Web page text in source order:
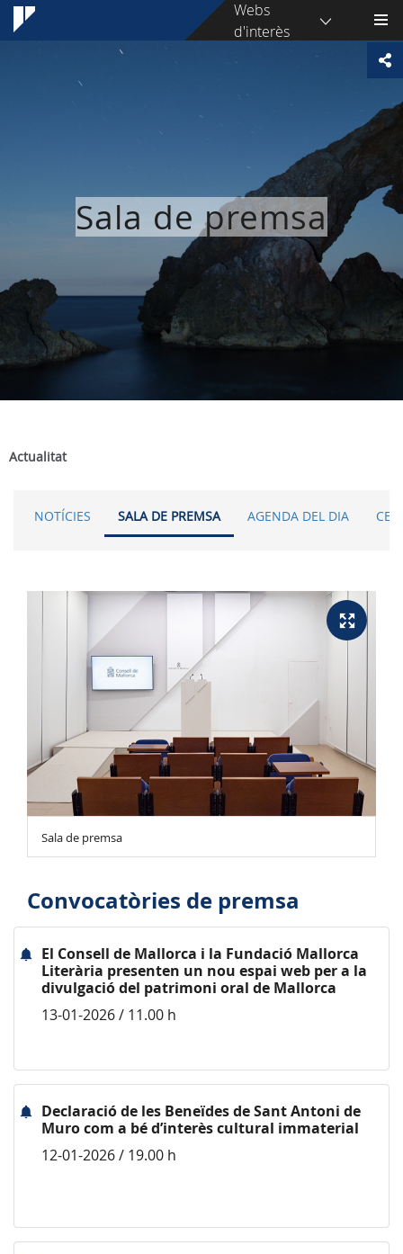
Webs
d'interès
Sala de premsa
Actualitat
NOTÍCIES SALA DE PREMSA AGENDA DEL DIA
Sala de premsa
Convocatòries de premsa
El Consell de Mallorca i la Fundació Mallorca
Literària presenten un nou espai web per a la
divulgació del patrimoni oral de Mallorca
13-01-2026 / 11.00 h
Declaració de les Beneïdes de Sant Antoni de
Muro com a bé d’interès cultural immaterial
12-01-2026 / 19.00 h